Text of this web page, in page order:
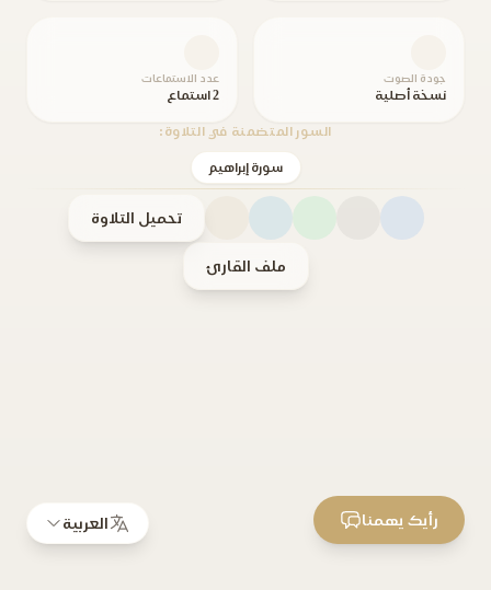
جودة الصوت
نسخة أصلية
عدد الاستماعات
2 استماع
السور المتضمنة في التلاوة:
سورة إبراهيم
تحميل التلاوة
ملف القارئ
العربية رأيك يهمنا